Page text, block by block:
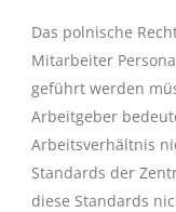
Das polnische
Mitarbeiter
geführt werden
Arbeitgeber
Arbeitsverhältnis
Standards der
diese Standards